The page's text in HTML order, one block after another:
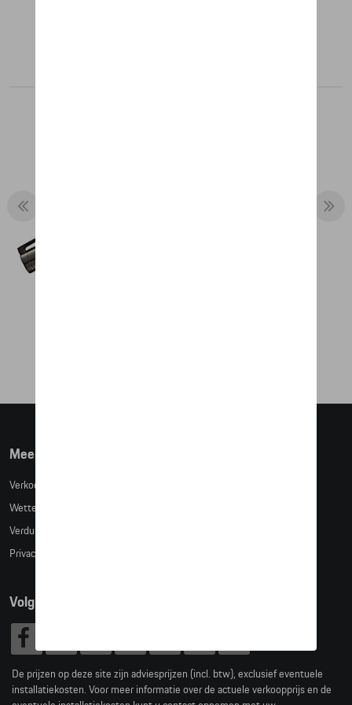
Meer info
Verkoopsvoorwaarden
Wettelijke bepalingen
Verduidelijking kledingmaten
Privacybeleid
Volg Ons
De prijzen op deze site zijn adviesprijzen (incl. btw), exclusief eventuele
installatiekosten. Voor meer informatie over de actuele verkoopprijs en de